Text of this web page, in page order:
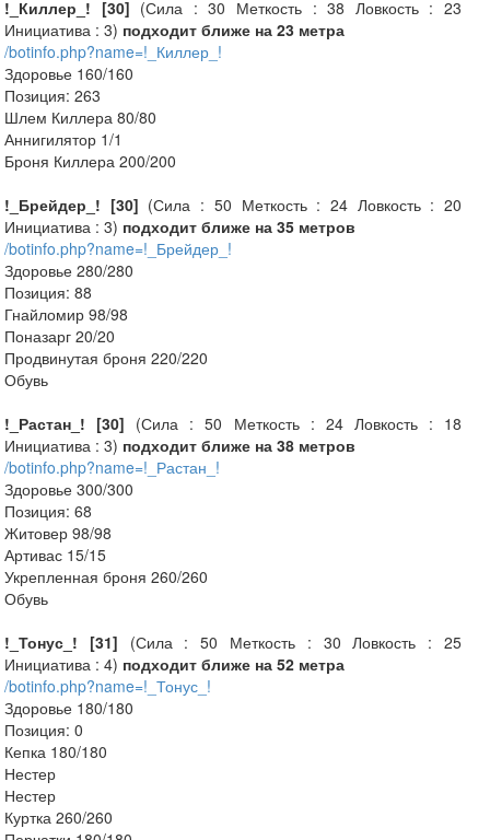
!_Киллер_! [30] (Сила : 30 Меткость : 38 Ловкость : 23
Инициатива : 3) подходит ближе на 23 метра
/botinfo.php?name=!_Киллер_!
Здоровье 160/160
Позиция: 263
Шлем Киллера 80/80
Аннигилятор 1/1
Броня Киллера 200/200
!_Брейдер_! [30] (Сила : 50 Меткость : 24 Ловкость : 20
Инициатива : 3) подходит ближе на 35 метров
/botinfo.php?name=!_Брейдер_!
Здоровье 280/280
Позиция: 88
Гнайломир 98/98
Поназарг 20/20
Продвинутая броня 220/220
Обувь
!_Растан_! [30] (Сила : 50 Меткость : 24 Ловкость : 18
Инициатива : 3) подходит ближе на 38 метров
/botinfo.php?name=!_Растан_!
Здоровье 300/300
Позиция: 68
Житовер 98/98
Артивас 15/15
Укрепленная броня 260/260
Обувь
!_Тонус_! [31] (Сила : 50 Меткость : 30 Ловкость : 25
Инициатива : 4) подходит ближе на 52 метра
/botinfo.php?name=!_Тонус_!
Здоровье 180/180
Позиция: 0
Кепка 180/180
Нестер
Нестер
Куртка 260/260